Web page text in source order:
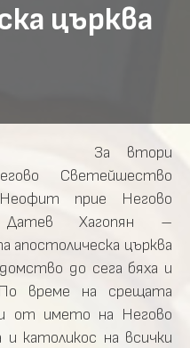
църква
За втори
Светейшество
прие Негово
Датев Хагопян –
апостолическа църква
до сега бяха и
време на срещата
от името на Негово
католикос на всички